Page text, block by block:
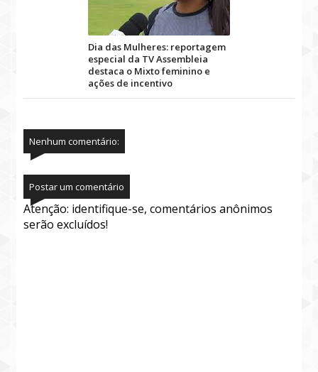
Dia das Mulheres: reportagem
especial da TV Assembleia
destaca o Mixto feminino e
ações de incentivo
Nenhum comentário:
Postar um comentário
Atenção: identifique-se, comentários anônimos
serão excluídos!